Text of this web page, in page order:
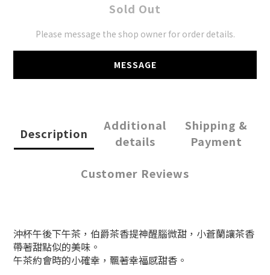
Sold Out
Please message the shop owner for order details.
MESSAGE
Description
Additional
details
Shipping &
Payment
Customer Reviews
沖杯午後下午茶， 伯爵茶香提神醒腦微甜， 小蒼蘭讓茶香
帶著甜點似的美味。
午茶約會時的小確幸，飄著幸福感甜香 。